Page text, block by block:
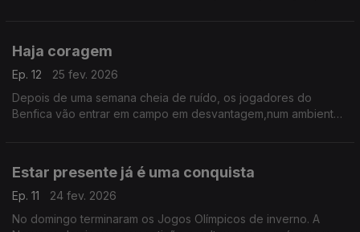
Haja coragem
Ep. 12
25 fev. 2026
Depois de uma semana cheia de ruído, os jogadores do
Benfica vão entrar em campo em desvantagem,num ambiente
Estar presente já é uma conquista
Ep. 11
24 fev. 2026
No domingo terminaram os Jogos Olímpicos de inverno. A